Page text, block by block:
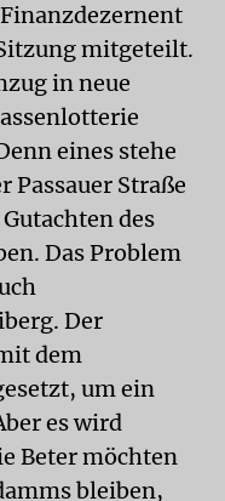
mitgeteilt.
in neue
eines stehe
Passauer Straße
des
Das Problem
Der
dem
um ein
es wird
Beter möchten
bleiben,